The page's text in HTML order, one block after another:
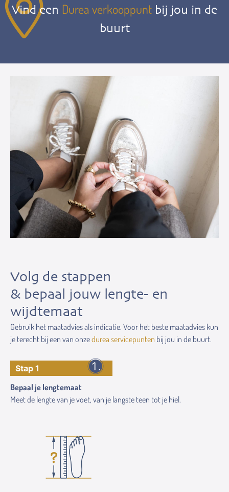
Vind een Durea verkooppunt bij jou in de
buurt
Volg de stappen
& bepaal jouw lengte- en
wijdtemaat
Gebruik het maatadvies als indicatie. Voor het beste maatadvies kun
je terecht bij een van onzedurea servicepunten bij jou in de buurt.
Stap 1
Bepaal je lengtemaat
Meet de lengte van je voet, van je langste teen tot je hiel.